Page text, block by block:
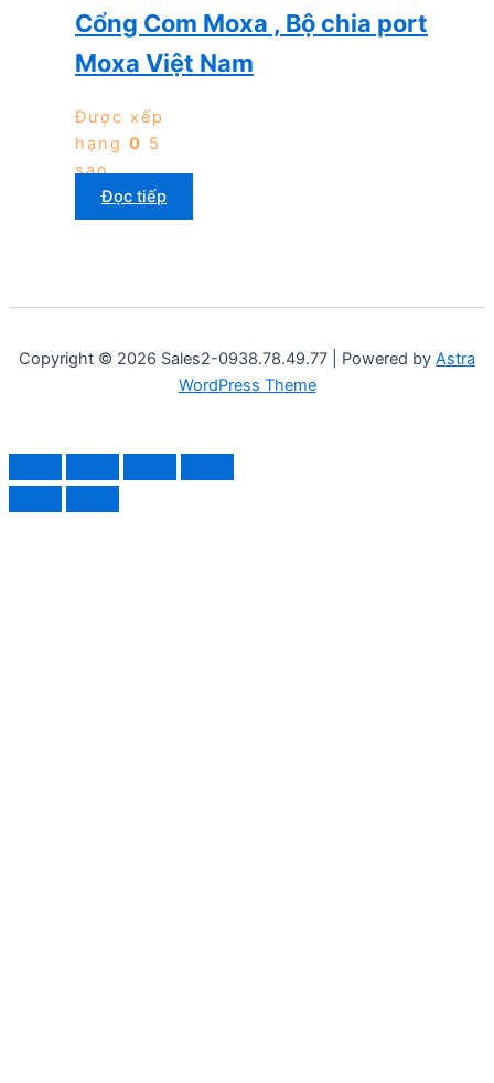
Cổng Com Moxa , Bộ chia port
Moxa Việt Nam
Được xếp
hạng 0 5
sao
Đọc tiếp
Copyright © 2026 Sales2-0938.78.49.77 | Powered by Astra
WordPress Theme